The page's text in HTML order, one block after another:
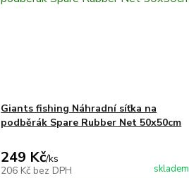
Giants fishing Náhradní síťka na
podběrák Spare Rubber Net 50x50cm
249 Kč/ks
206 Kč bez DPH skladem